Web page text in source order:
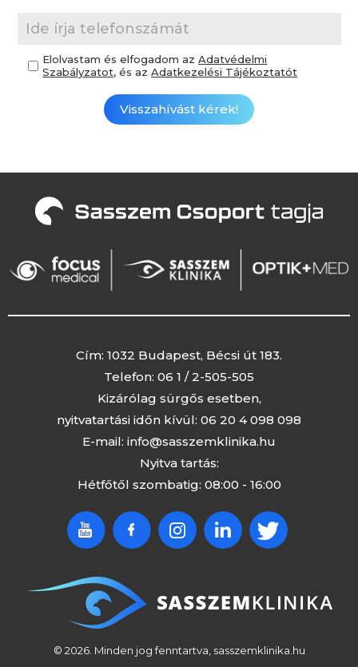
Elolvastam és elfogadom azAdatvédelmi
Szabályzatot, és azAdatkezelési Tájékoztatót
Cím: 1032 Budapest, Bécsi út 183.
Telefon: 06 1 / 2-505-505
Kizárólag sürgős esetben,
nyitvatartási időn kívül: 06 20 4 098 098
E-mail: info@sasszemklinika.hu
Nyitva tartás:
Hétfőtől szombatig: 08:00 - 16:00
© 2026. Minden jog fenntartva, sasszemklinika.hu